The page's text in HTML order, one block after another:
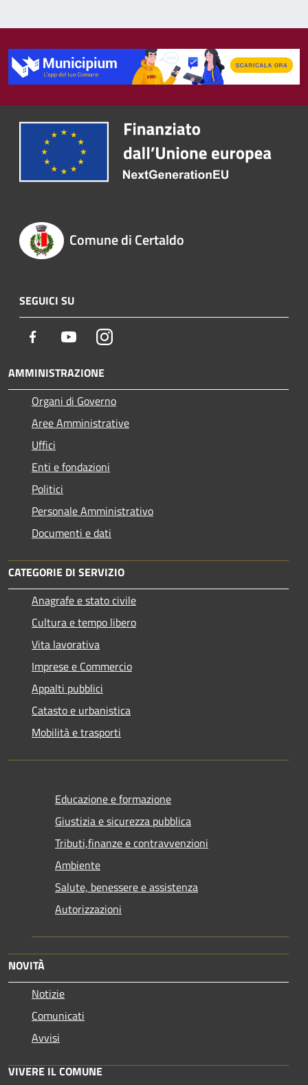
Comune di Certaldo
SEGUICI SU
Facebook YoutubeInstagram
AMMINISTRAZIONE
Organi di Governo
Aree Amministrative
Uffici
Enti e fondazioni
Politici
Personale Amministrativo
Documenti e dati
CATEGORIE DI SERVIZIO
Anagrafe e stato civile
Cultura e tempo libero
Vita lavorativa
Imprese e Commercio
Appalti pubblici
Catasto e urbanistica
Mobilità e trasporti
Educazione e formazione
Giustizia e sicurezza pubblica
Tributi,finanze e contravvenzioni
Ambiente
Salute, benessere e assistenza
Autorizzazioni
NOVITÀ
Notizie
Comunicati
Avvisi
VIVERE IL COMUNE